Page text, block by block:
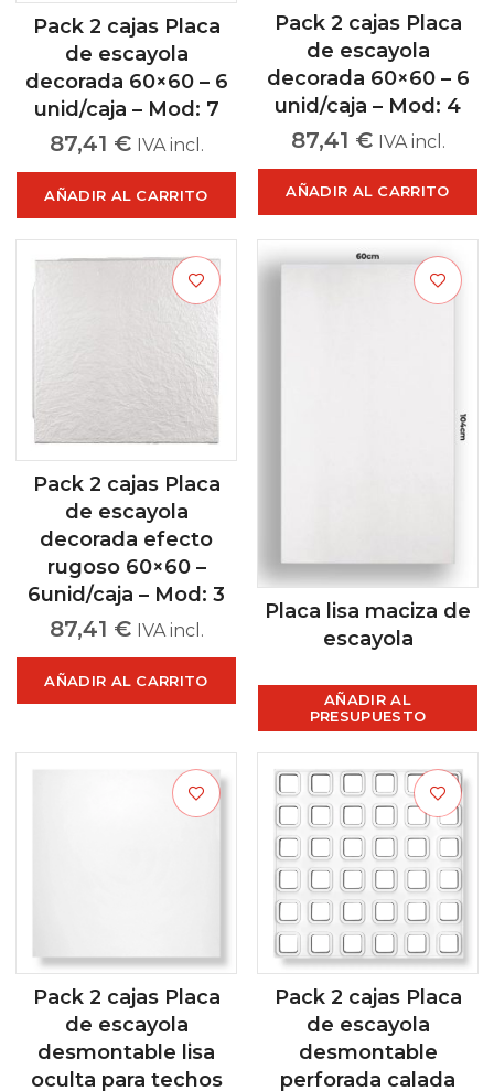
Pack 2 cajas Placa
de escayola
decorada 60×60 – 6
unid/caja – Mod: 7
87,41 € IVA incl.
AÑADIR AL CARRITO
Pack 2 cajas Placa
de escayola
decorada 60×60 – 6
unid/caja – Mod: 4
87,41 € IVA incl.
AÑADIR AL CARRITO
Pack 2 cajas Placa
de escayola
decorada efecto
rugoso 60×60 –
6unid/caja – Mod: 3
87,41 € IVA incl.
AÑADIR AL CARRITO
Placa lisa maciza de
escayola
AÑADIR AL
PRESUPUESTO
Pack 2 cajas Placa
de escayola
desmontable lisa
oculta para techos
Pack 2 cajas Placa
de escayola
desmontable
perforada calada